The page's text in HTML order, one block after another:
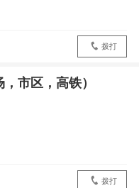
拨打
市区，高铁）
拨打